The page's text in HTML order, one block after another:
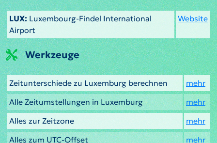
LUX: Luxembourg-Findel International
Airport
Website
Werkzeuge
Zeitunterschiede zu Luxemburg berechnen
mehr
Alle Zeitumstellungen in Luxemburg
mehr
Alles zur Zeitzone
mehr
Alles zum UTC-Offset
mehr